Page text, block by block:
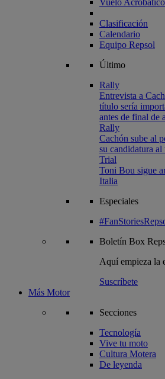
Vuelo Acrobático
Clasificación
Calendario
Equipo Repsol
Último
Rally
Entrevista a
título sería
antes de final de
Rally
Cachón sube al
su candidatura
Trial
Toni Bou sigue
Italia
Especiales
Boletín Box
Aquí empieza la
Suscríbete
Más Motor
Secciones
Tecnología
Vive tu moto
Cultura Motera
De leyenda